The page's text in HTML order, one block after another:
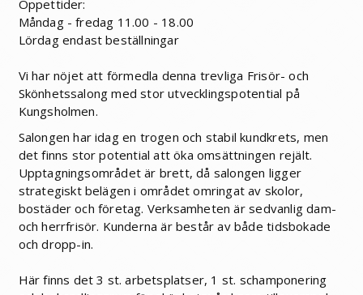
Öppettider:
Måndag - fredag 11.00 - 18.00
Lördag endast beställningar
Vi har nöjet att förmedla denna trevliga Frisör- och
Skönhetssalong med stor utvecklingspotential på
Kungsholmen.
Salongen har idag en trogen och stabil kundkrets, men
det finns stor potential att öka omsättningen rejält.
Upptagningsområdet är brett, då salongen ligger
strategiskt belägen i området omringat av skolor,
bostäder och företag. Verksamheten är sedvanlig dam-
och herrfrisör. Kunderna är består av både tidsbokade
och dropp-in.
Här finns det 3 st. arbetsplatser, 1 st. schamponering